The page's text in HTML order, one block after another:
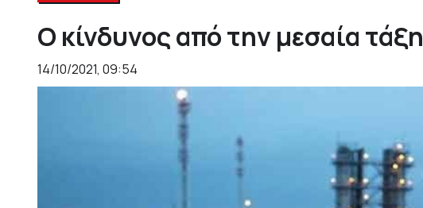
Ο κίνδυνος από την μεσαία τάξη
14/10/2021, 09:54